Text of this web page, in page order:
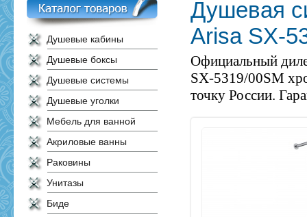
Душевые кабины
Душевые боксы
Душевые системы
Душевые уголки
Мебель для ванной
Акриловые ванны
Раковины
Унитазы
Биде
Душевая
Arisa SX-
Официальный
SX-5319/00SM
точку России.